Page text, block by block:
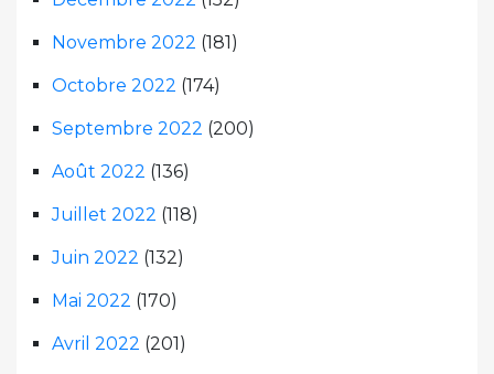
Novembre 2022 (181)
Octobre 2022 (174)
Septembre 2022 (200)
Août 2022 (136)
Juillet 2022 (118)
Juin 2022 (132)
Mai 2022 (170)
Avril 2022 (201)